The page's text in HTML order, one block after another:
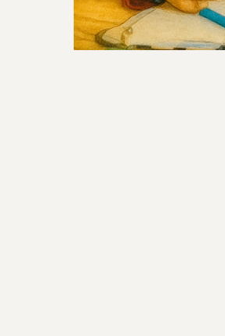
כך נוכל להציע
אישי לאתגר חברתי חשו